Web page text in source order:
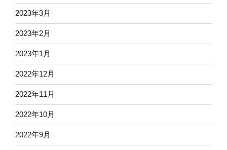
2023年3月
2023年2月
2023年1月
2022年12月
2022年11月
2022年10月
2022年9月